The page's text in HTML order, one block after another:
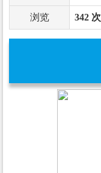
浏览 342 次